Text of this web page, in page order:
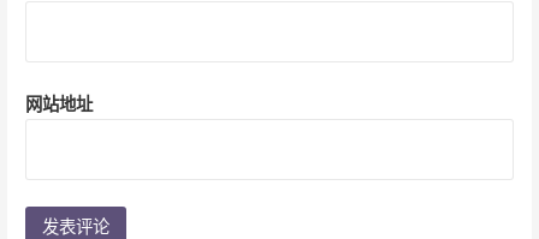
网站地址